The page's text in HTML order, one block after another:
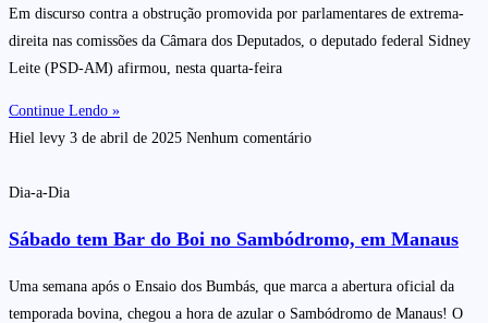
Em discurso contra a obstrução promovida por parlamentares de extrema-
direita nas comissões da Câmara dos Deputados, o deputado federal Sidney
Leite (PSD-AM) afirmou, nesta quarta-feira
Continue Lendo »
Hiel levy 3 de abril de 2025 Nenhum comentário
Dia-a-Dia
Sábado tem Bar do Boi no Sambódromo, em Manaus
Uma semana após o Ensaio dos Bumbás, que marca a abertura oficial da
temporada bovina, chegou a hora de azular o Sambódromo de Manaus! O